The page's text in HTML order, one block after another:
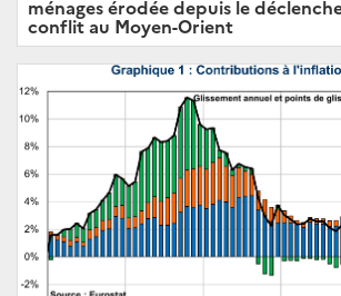
ménages érodée depuis le
conflit au Moyen-Orient